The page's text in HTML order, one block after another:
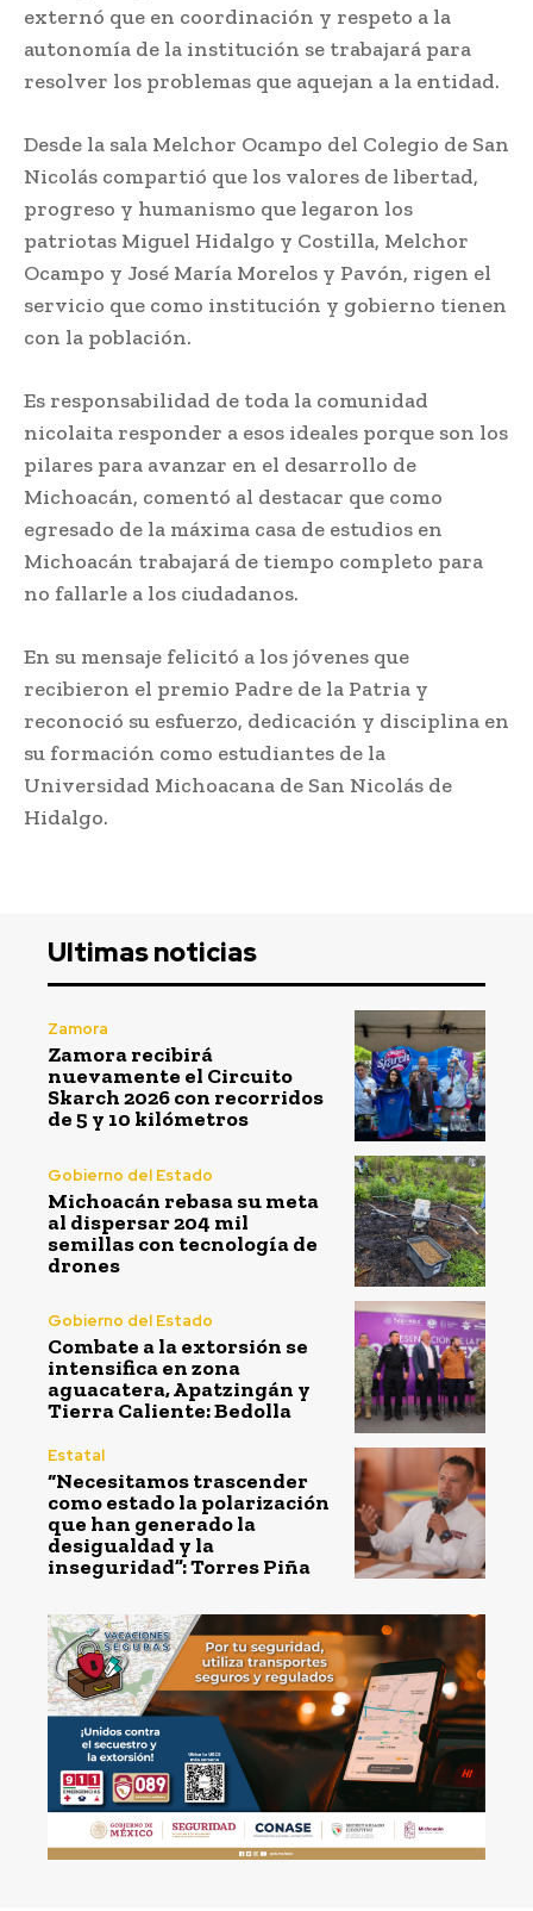
externó que en coordinación y respeto a la
autonomía de la institución se trabajará para
resolver los problemas que aquejan a la entidad.
Desde la sala Melchor Ocampo del Colegio de San
Nicolás compartió que los valores de libertad,
progreso y humanismo que legaron los
patriotas Miguel Hidalgo y Costilla, Melchor
Ocampo y José María Morelos y Pavón, rigen el
servicio que como institución y gobierno tienen
con la población.
Es responsabilidad de toda la comunidad
nicolaita responder a esos ideales porque son los
pilares para avanzar en el desarrollo de
Michoacán, comentó al destacar que como
egresado de la máxima casa de estudios en
Michoacán trabajará de tiempo completo para
no fallarle a los ciudadanos.
En su mensaje felicitó a los jóvenes que
recibieron el premio Padre de la Patria y
reconoció su esfuerzo, dedicación y disciplina en
su formación como estudiantes de la
Universidad Michoacana de San Nicolás de
Hidalgo.
Ultimas noticias
Zamora
Zamora recibirá
nuevamente el Circuito
Skarch 2026 con recorridos
de 5 y 10 kilómetros
Gobierno del Estado
Michoacán rebasa su meta
al dispersar 204 mil
semillas con tecnología de
drones
Gobierno del Estado
Combate a la extorsión se
intensifica en zona
aguacatera, Apatzingán y
Tierra Caliente: Bedolla
Estatal
“Necesitamos trascender
como estado la polarización
que han generado la
desigualdad y la
inseguridad”: Torres Piña